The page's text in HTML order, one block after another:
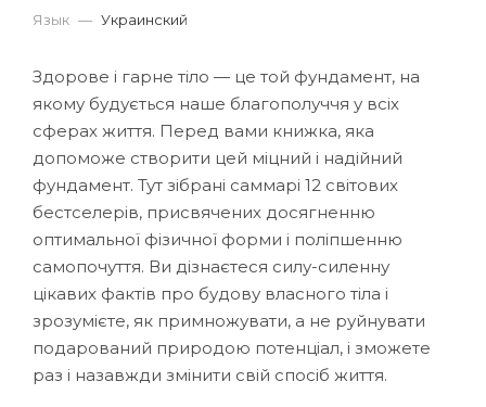
Язык — Украинский
Здорове і гарне тіло — це той фундамент, на
якому будується наше благополуччя у всіх
сферах життя. Перед вами книжка, яка
допоможе створити цей міцний і надійний
фундамент. Тут зібрані саммарі 12 світових
бестселерів, присвячених досягненню
оптимальної фізичної форми і поліпшенню
самопочуття. Ви дізнаєтеся силу-силенну
цікавих фактів про будову власного тіла і
зрозумієте, як примножувати, а не руйнувати
подарований природою потенціал, і зможете
раз і назавжди змінити свій спосіб життя.